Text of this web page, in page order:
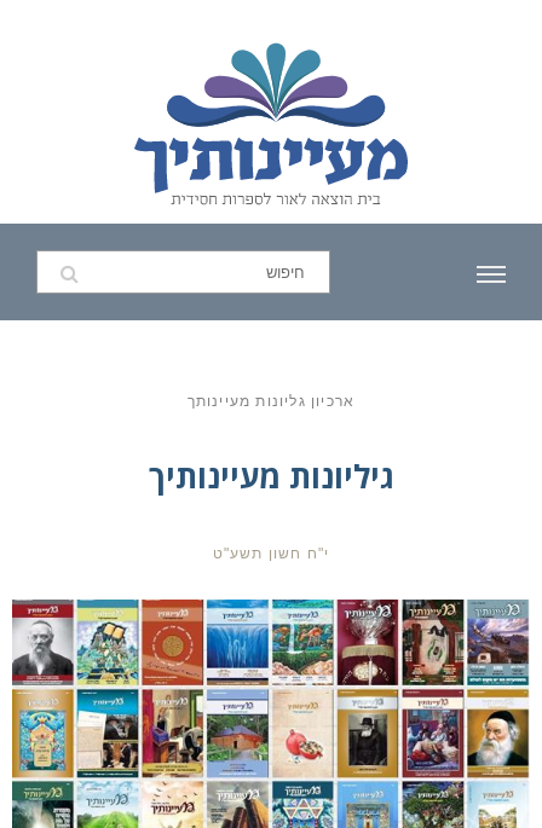
ארכיון גליונות מעיינותך
גיליונות מעיינותיך
י"ח חשון תשע"ט